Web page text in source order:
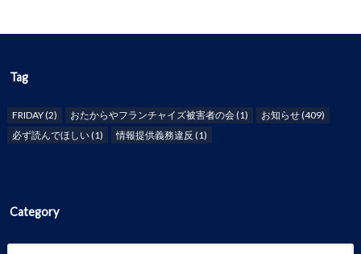
Tag
FRIDAY(2) おたからやフランチャイズ被害者の会(1) お知らせ(409)
必ず読んでほしい(1) 情報提供義務違反 (1)
Category